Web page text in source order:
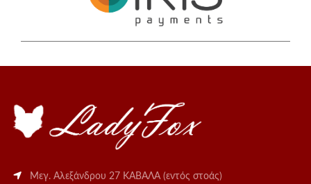
Μεγ. Αλεξάνδρου 27 ΚΑΒΑΛΑ (εντός στοάς)